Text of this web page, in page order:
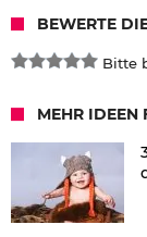
BEWERTE
Bitte
MEHR IDEEN